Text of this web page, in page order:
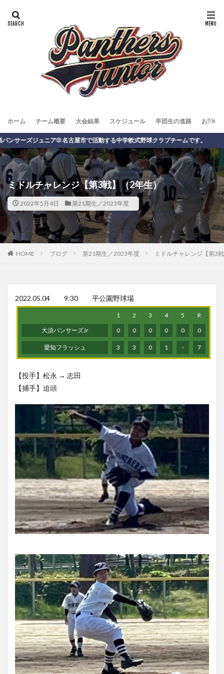
ホーム チーム概要 大会結果 スケジュール 卒団生の進路 お問い
ジュニア⚾️ 名古屋市で活動する中学軟式野球クラブチームです。
ミドルチャレンジ【第3戦】（2年生）
2022年5月4日 第21期生／2023年度
HOME ブログ 第21期生／2023年度 ミドルチャレンジ【第3
2022.05.04 9:30 平公園野球場
1 2 3 4 5
R
大須パンサーズJr
0 0 0 0 0 0
愛知フラッシュ 3 3 0 1 - 7
【投手】松永 → 志田
【捕手】迫頭